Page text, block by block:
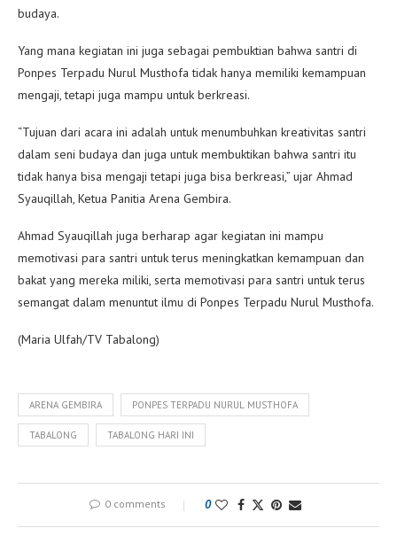
budaya.
Yang mana kegiatan ini juga sebagai pembuktian bahwa santri di
Ponpes Terpadu Nurul Musthofa tidak hanya memiliki kemampuan
mengaji, tetapi juga mampu untuk berkreasi.
“Tujuan dari acara ini adalah untuk menumbuhkan kreativitas santri
dalam seni budaya dan juga untuk membuktikan bahwa santri itu
tidak hanya bisa mengaji tetapi juga bisa berkreasi,” ujar Ahmad
Syauqillah, Ketua Panitia Arena Gembira.
Ahmad Syauqillah juga berharap agar kegiatan ini mampu
memotivasi para santri untuk terus meningkatkan kemampuan dan
bakat yang mereka miliki, serta memotivasi para santri untuk terus
semangat dalam menuntut ilmu di Ponpes Terpadu Nurul Musthofa.
(Maria Ulfah/TV Tabalong)
ARENA GEMBIRA PONPES TERPADU NURUL MUSTHOFA
TABALONG TABALONG HARI INI
0 comments 0